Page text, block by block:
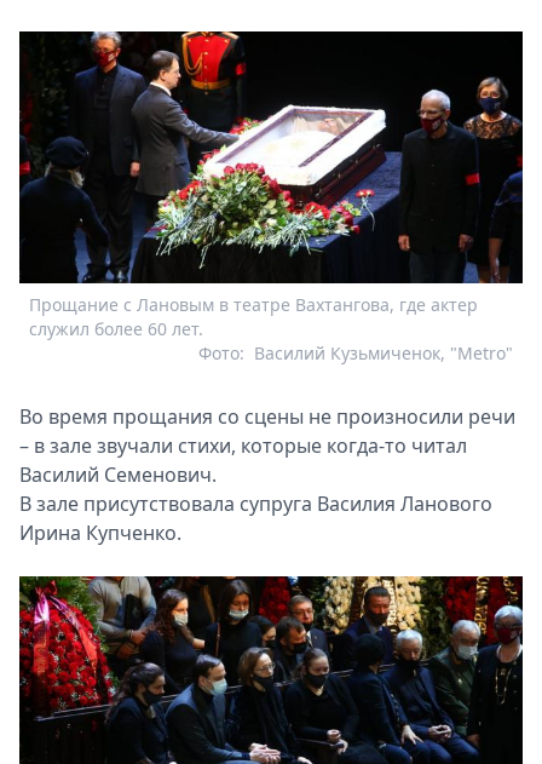
Прощание с Лановым в театре Вахтангова, где актер
служил более 60 лет.
Василий Кузьмиченок, "Metro"
Фото:
Во время прощания со сцены не произносили речи
– в зале звучали стихи, которые когда-то читал
Василий Семенович.
В зале присутствовала супруга Василия Ланового
Ирина Купченко.